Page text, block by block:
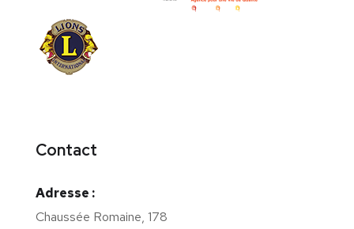
Contact
Adresse :
Chaussée Romaine, 178